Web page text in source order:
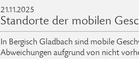
21.11.2025
Standorte der mobilen
In Bergisch Gladbach sind mobile
Abweichungen aufgrund von nicht